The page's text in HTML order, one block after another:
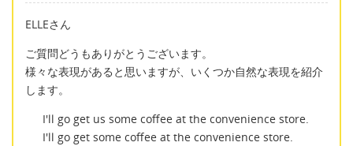
ELLEさん
ご質問どうもありがとうございます。
様々な表現があると思いますが、いくつか自然な表現を紹介
します。
I'll go get us some coffee at the convenience store.
I'll go get some coffee at the convenience store.